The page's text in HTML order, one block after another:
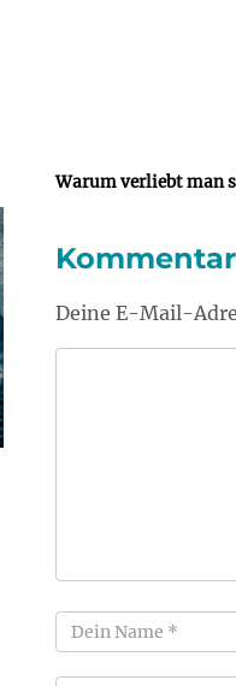
Warum verliebt man
Deine E-Mail-